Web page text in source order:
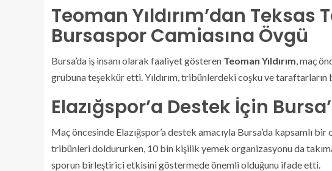
Teoman Yıldırım’dan Teksas
Bursaspor Camiasına Övgü
Bursa’da iş insanı olarak faaliyet gösteren Teoman Yıldırım , maç
grubuna teşekkür etti. Yıldırım, tribünlerdeki coşku ve taraftarların
Elazığspor’a Destek İçin
Maç öncesinde Elazığspor’a destek amacıyla Bursa’da kapsamlı
tribünleri doldururken, 10 bin kişilik yemek organizasyonu da
sporun birleştirici etkisini göstermede önemli olduğunu ifade etti.